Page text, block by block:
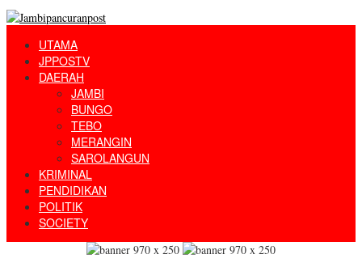
UTAMA
JPPOSTV
DAERAH
JAMBI
BUNGO
TEBO
MERANGIN
SAROLANGUN
KRIMINAL
PENDIDIKAN
POLITIK
SOCIETY